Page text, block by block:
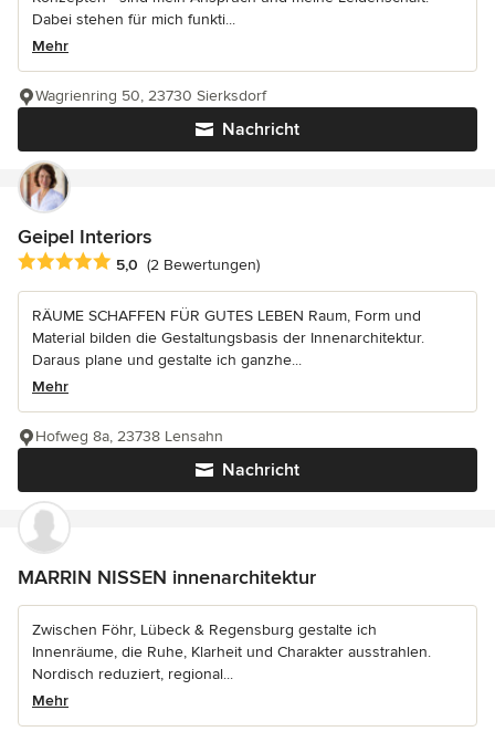
Dabei stehen für mich funkti...
Mehr
Nachricht
Wagrienring 50, 23730 Sierksdorf
Geipel Interiors
Durchschnittliche Bewertung: 5 von 5 Sternen
5,0 (2 Bewertungen)
RÄUME SCHAFFEN FÜR GUTES LEBEN Raum, Form und
Material bilden die Gestaltungsbasis der Innenarchitektur.
Daraus plane und gestalte ich ganzhe...
Mehr
Nachricht
Hofweg 8a, 23738 Lensahn
MARRIN NISSEN innenarchitektur
Zwischen Föhr, Lübeck & Regensburg gestalte ich
Innenräume, die Ruhe, Klarheit und Charakter ausstrahlen.
Nordisch reduziert, regional...
Mehr